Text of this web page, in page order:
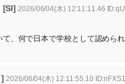
[SI] 2026/06/04(木) 12:11:11.46
、何で日本で学校として認めら
2026/06/04(木) 12:11:55.10